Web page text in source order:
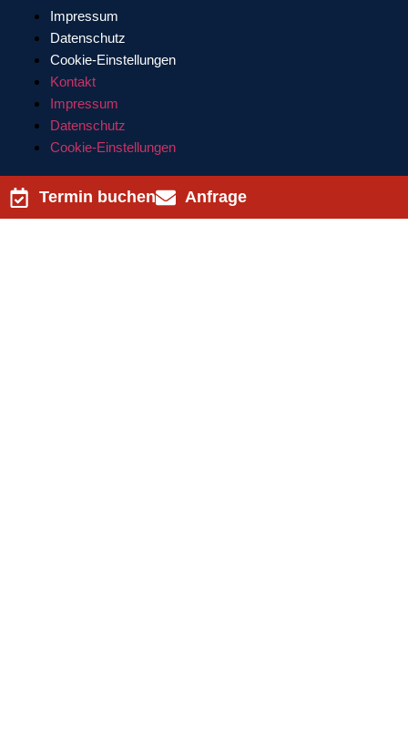
Impressum
Datenschutz
Cookie-Einstellungen
Kontakt
Impressum
Datenschutz
Cookie-Einstellungen
Termin buchen Anfrage